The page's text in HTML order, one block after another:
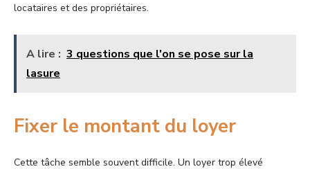
locataires et des propriétaires.
A lire : 3 questions que l'on se pose sur la
lasure
Fixer le montant du loyer
Cette tâche semble souvent difficile. Un loyer trop élevé